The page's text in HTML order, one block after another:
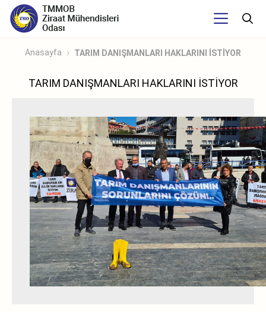
Anasayfa TARIM DANIŞMANLARI HAKLARINI İSTİYOR
TARIM DANIŞMANLARI HAKLARINI İSTİYOR